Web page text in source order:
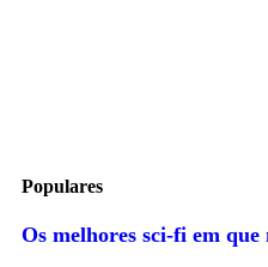
Populares
Os melhores sci-fi em